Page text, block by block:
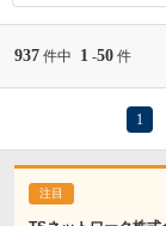
937 件中 1 -50 件
1